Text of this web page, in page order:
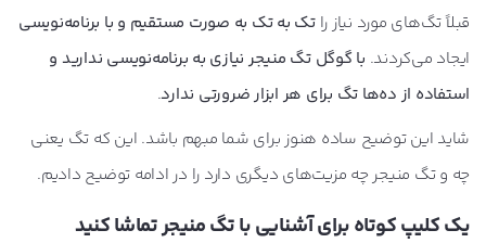
قبلاً تگ‌های مورد نیاز راتک به تک به صورت مستقیم و با برنامه‌نویسی
ایجاد می‌کردند. با گوگل تگ منیجر نیازی به برنامه‌نویسی ندارید و
استفاده از ده‌ها تگ برای هر ابزار ضرورتی ندارد.
شاید این توضیح ساده هنوز برای شما مبهم باشد. این که تگ یعنی
چه و تگ منیجر چه مزیت‌های دیگری دارد را در ادامه توضیح دادیم.
یک کلیپ کوتاه برای آشنایی با تگ منیجر تماشا کنید